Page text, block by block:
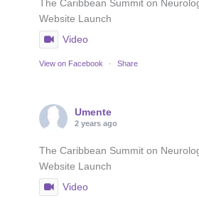
The Caribbean Summit on
Website Launch
Video
View on Facebook · Share
Umente
2 years ago
The Caribbean Summit on
Website Launch
Video